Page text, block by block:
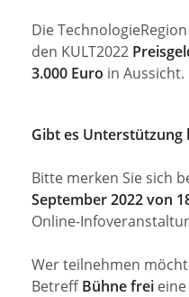
Die
den KULT2022
3.000 Euro in Aussicht.
Gibt es Unterstützung
Bitte merken Sie sich
September 2022 von
Online-
Wer teilnehmen
BetreffBühne frei eine